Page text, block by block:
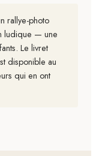
rallye-photo
ludique — une
Le livret
disponible au
qui en ont